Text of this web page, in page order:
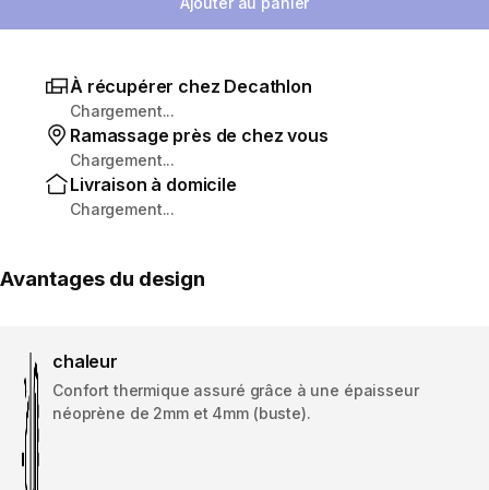
À récupérer chez Decathlon
Chargement...
Ramassage près de chez vous
Chargement...
Livraison à domicile
Chargement...
Avantages du design
chaleur
Confort thermique assuré grâce à une épaisseur
néoprène de 2mm et 4mm (buste).